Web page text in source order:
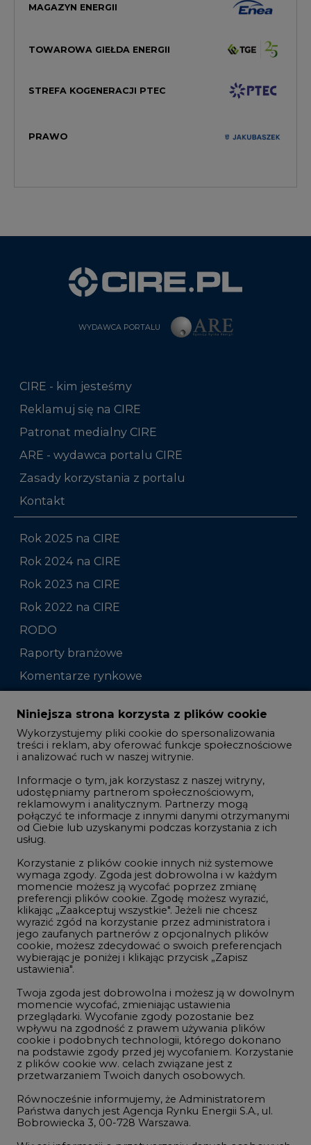
MAGAZYN ENERGII
TOWAROWA GIEŁDA ENERGII
STREFA KOGENERACJI PTEC
PRAWO
WYDAWCA PORTALU
CIRE - kim jesteśmy
Reklamuj się na CIRE
Patronat medialny CIRE
ARE - wydawca portalu CIRE
Zasady korzystania z portalu
Kontakt
Rok 2025 na CIRE
Rok 2024 na CIRE
Rok 2023 na CIRE
Rok 2022 na CIRE
RODO
Raporty branżowe
Komentarze rynkowe
Zmiany kadrowe na rynku
Studio CIRE
Rozmowy o energetyce
Gospodarka
Geopolityka
LTE450
Innowacje i AI
Telekomunikacja i IT
Handel emisjami CO2
Wodór
Górnictwo
Atom
Fotowoltaika
Offshore wind
Zielone samorządy
Zielona gospodarka
Niniejsza strona korzysta z plików cookie
Wykorzystujemy pliki cookie do spersonalizowania
treści i reklam, aby oferować funkcje społecznościowe
i analizować ruch w naszej witrynie.
Informacje o tym, jak korzystasz z naszej witryny,
udostępniamy partnerom społecznościowym,
reklamowym i analitycznym. Partnerzy mogą
połączyć te informacje z innymi danymi otrzymanymi
od Ciebie lub uzyskanymi podczas korzystania z ich
usług.
Korzystanie z plików cookie innych niż systemowe
wymaga zgody. Zgoda jest dobrowolna i w każdym
momencie możesz ją wycofać poprzez zmianę
preferencji plików cookie. Zgodę możesz wyrazić,
klikając „Zaakceptuj wszystkie". Jeżeli nie chcesz
wyrazić zgód na korzystanie przez administratora i
jego zaufanych partnerów z opcjonalnych plików
cookie, możesz zdecydować o swoich preferencjach
wybierając je poniżej i klikając przycisk „Zapisz
ustawienia".
Twoja zgoda jest dobrowolna i możesz ją w dowolnym
momencie wycofać, zmieniając ustawienia
przeglądarki. Wycofanie zgody pozostanie bez
wpływu na zgodność z prawem używania plików
cookie i podobnych technologii, którego dokonano
na podstawie zgody przed jej wycofaniem. Korzystanie
z plików cookie ww. celach związane jest z
przetwarzaniem Twoich danych osobowych.
Równocześnie informujemy, że Administratorem
Państwa danych jest Agencja Rynku Energii S.A., ul.
Bobrowiecka 3, 00-728 Warszawa.